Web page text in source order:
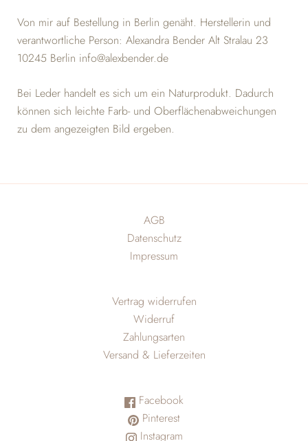
Von mir auf Bestellung in Berlin genäht. Herstellerin und
verantwortliche Person: Alexandra Bender Alt Stralau 23
10245 Berlin info@alexbender.de
Bei Leder handelt es sich um ein Naturprodukt. Dadurch
können sich leichte Farb- und Oberflächenabweichungen
zu dem angezeigten Bild ergeben.
AGB
Datenschutz
Impressum
Vertrag widerrufen
Widerruf
Zahlungsarten
Versand & Lieferzeiten
Facebook
Pinterest
Instagram